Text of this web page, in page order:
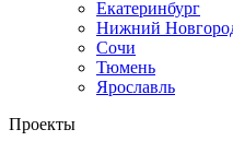
, по согласованию.
Доступна удобная
Бесплатная доставка в
Отправка через СДЭК в
Екатеринбург
Нижний
Сочи
Тюмень
Ярославль
Проекты